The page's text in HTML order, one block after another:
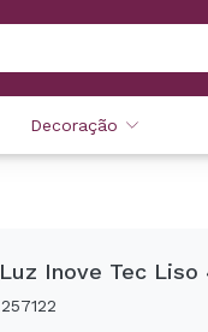
Decoração
Inove Tec Liso
257122